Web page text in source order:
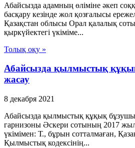
Абайсызда адамның өліміне әкеп
басқару кезінде жол қозғалысы
Қазақстан облысы Орал қалалық
қыркүйектегі үкіміме...
Толық оқу »
Абайсызда қылмыстық
жасау
8 декабря 2021
Абайсызда қылмыстық құқық
гарнизоны Әскери сотының 2017
үкімімен: Т., бұрын сотталмаған,
Қылмыстық кодексінің...